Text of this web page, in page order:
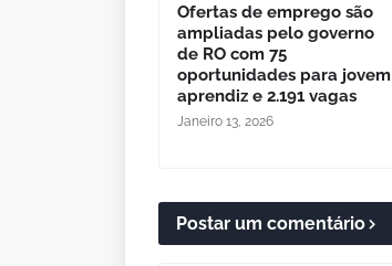
Ofertas de emprego são
ampliadas pelo governo
de RO com 75
oportunidades para jovem
aprendiz e 2.191 vagas
Janeiro 13, 2026
Postar um comentário